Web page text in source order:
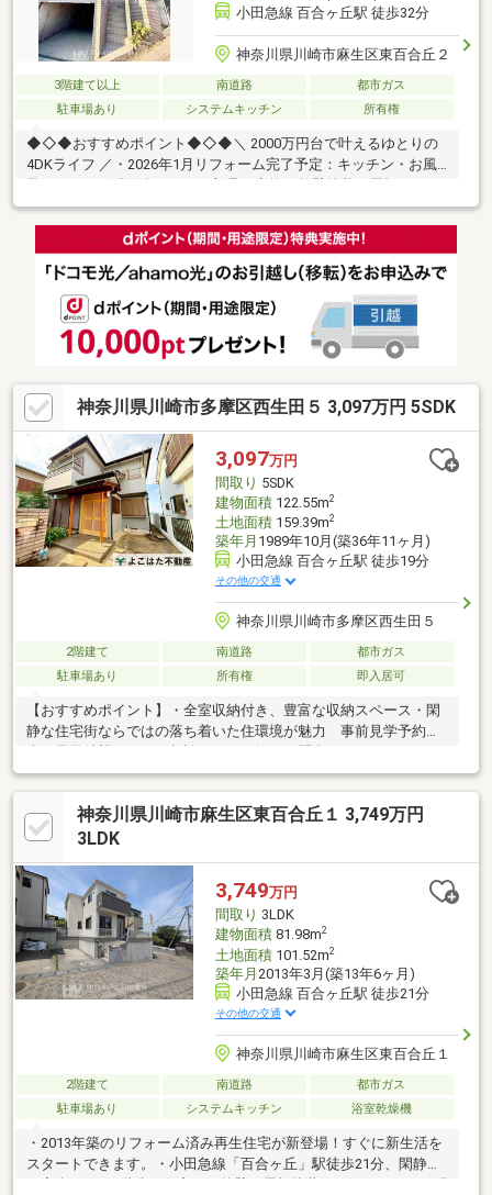
小田急線 百合ヶ丘駅 徒歩32分
神奈川県川崎市麻生区東百合丘２
3階建て以上 南道路
都市ガス
駐車場あり
システムキッチン 所有権
◆◇◆おすすめポイント◆◇◆＼ 2000万円台で叶えるゆとりの
4DKライフ ／・2026年1月リフォーム完了予定：キッチン・お風
工法も実施、永く安心してお住まい可能・長沢小学校まで約
110m（徒歩2分）とお子様の通学も安心。長沢中学校も約
400m（徒歩5分）の距離に揃う充実の教育環境・引渡しから2年
間、雨漏りやシロアリ被害、主要構造部の腐食等に対する保証あ
約2分■お客様に最適のお支払いプランをご提案します■ 無料の住
宅ローン事前審査手続は最短翌日回答可！
神奈川県川崎市多摩区西生田５ 3,097万円 5SDK
3,097万円
間取り 5SDK
建物面積122.55m2
土地面積159.39m2
築年月 1989年10月(築36年11ヶ月)
小田急線 百合ヶ丘駅 徒歩19分
その他の交通
神奈川県川崎市多摩区西生田５
2階建て 南道路
都市ガス
駐車場あり
所有権 即入居可
【おすすめポイント】・全室収納付き、豊富な収納スペース・閑
静な住宅街ならではの落ち着いた住環境が魅力 事前見学予約・
ーダイヤルでよこはた不動産本店売買部までお気軽に！
(0120-555-899)［通話料無料］携帯電話からもご利用できます。
神奈川県川崎市麻生区東百合丘１ 3,749万円
3LDK
3,749万円
間取り 3LDK
建物面積81.98m2
土地面積101.52m2
築年月 2013年3月(築13年6ヶ月)
小田急線 百合ヶ丘駅 徒歩21分
その他の交通
神奈川県川崎市麻生区東百合丘１
2階建て 南道路
都市ガス
駐車場あり
システムキッチン 浴室乾燥機
・2013年築のリフォーム済み再生住宅が新登場！すぐに新生活を
スタートできます。・小田急線「百合ヶ丘」駅徒歩21分、閑静な